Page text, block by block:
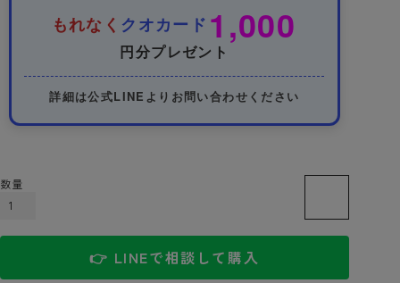
もれなく クオカード 1,000
円分プレゼント
詳細は公式LINEよりお問い合わせください
👉 LINEで相談して購入